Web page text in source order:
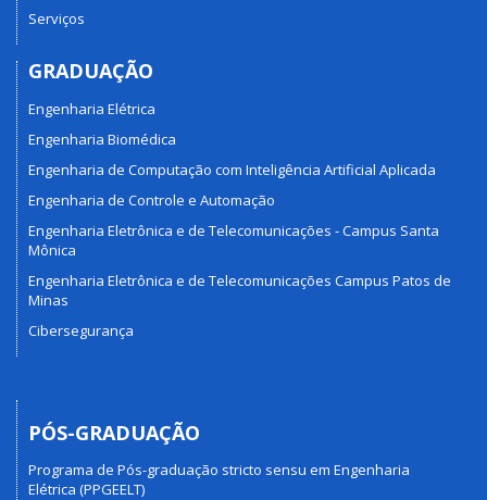
Serviços
GRADUAÇÃO
Engenharia Elétrica
Engenharia Biomédica
Engenharia de Computação com Inteligência Artificial Aplicada
Engenharia de Controle e Automação
Engenharia Eletrônica e de Telecomunicações - Campus Santa
Mônica
Engenharia Eletrônica e de Telecomunicações Campus Patos de
Minas
Cibersegurança
PÓS-GRADUAÇÃO
Programa de Pós-graduação stricto sensu em Engenharia
Elétrica (PPGEELT)